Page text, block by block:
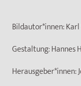
Bildautor*innen:
Gestaltung:Hannes
Herausgeber*innen: